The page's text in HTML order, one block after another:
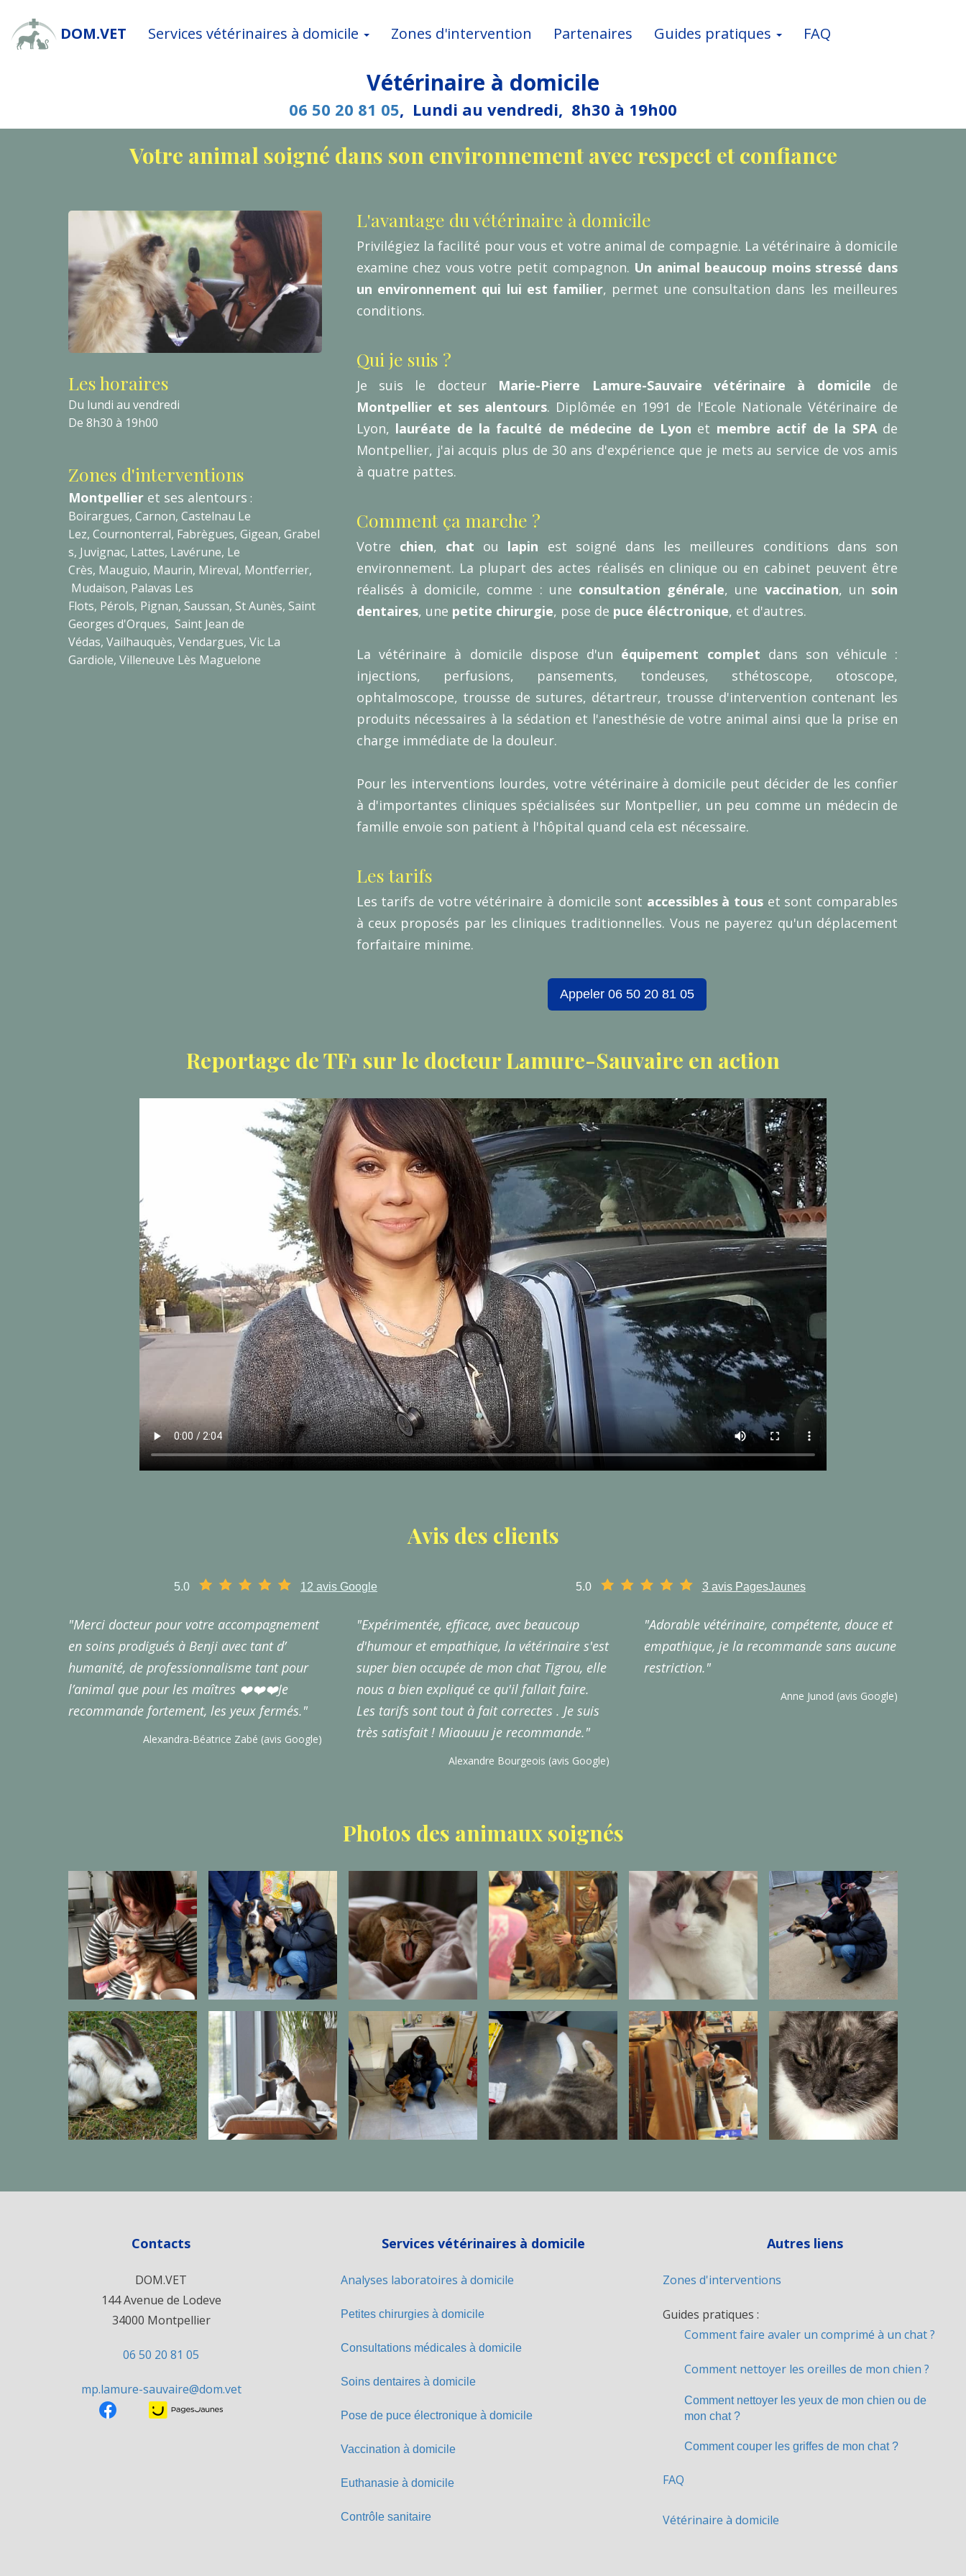
DOM.VET Services vétérinaires à domicile Zones d'intervention Partenaires Guides pratiques FAQ
Vétérinaire à domicile
06 50 20 81 05, Lundi au vendredi, 8h30 à 19h00
Votre animal soigné dans son environnement avec respect et confiance
Les horaires
Du lundi au vendredi
De 8h30 à 19h00
Zones d'interventions
Montpellier et ses alentours :
Boirargues, Carnon, Castelnau Le
Lez, Cournonterral, Fabrègues, Gigean, Grabel
s, Juvignac, Lattes, Lavérune, Le
Crès, Mauguio, Maurin, Mireval, Montferrier,
Mudaison, Palavas Les
Flots, Pérols, Pignan, Saussan, St Aunès, Saint
Georges d'Orques, Saint Jean de
Védas, Vailhauquès, Vendargues, Vic La
Gardiole, Villeneuve Lès Maguelone
L'avantage du vétérinaire à domicile
Privilégiez la facilité pour vous et votre animal de compagnie. La vétérinaire à domicile
examine chez vous votre petit compagnon. Un animal beaucoup moins stressé dans
un environnement qui lui est familier, permet une consultation dans les meilleures
conditions.
Qui je suis ?
Je suis le docteur Marie-Pierre Lamure-Sauvaire vétérinaire à domicile de
Montpellier et ses alentours. Diplômée en 1991 de l'Ecole Nationale Vétérinaire de
Lyon, lauréate de la faculté de médecine de Lyon et membre actif de la SPAde
Montpellier, j'ai acquis plus de 30 ans d'expérience que je mets au service de vos amis
à quatre pattes.
Comment ça marche ?
Votre chien, chat ou lapin est soigné dans les meilleures conditions dans son
environnement. La plupart des actes réalisés en clinique ou en cabinet peuvent être
réalisés à domicile, comme : une consultation générale, une vaccination, un soin
dentaires, une petite chirurgie, pose de puce éléctronique, et d'autres.
La vétérinaire à domicile dispose d'un équipement complet dans son véhicule :
injections, perfusions, pansements, tondeuses, sthétoscope, otoscope,
ophtalmoscope, trousse de sutures, détartreur, trousse d'intervention contenant les
produits nécessaires à la sédation et l'anesthésie de votre animal ainsi que la prise en
charge immédiate de la douleur.
Pour les interventions lourdes, votre vétérinaire à domicile peut décider de les confier
à d'importantes cliniques spécialisées sur Montpellier, un peu comme un médecin de
famille envoie son patient à l'hôpital quand cela est nécessaire.
Les tarifs
Les tarifs de votre vétérinaire à domicile sont accessibles à tous et sont comparables
à ceux proposés par les cliniques traditionnelles. Vous ne payerez qu'un déplacement
forfaitaire minime.
Appeler 06 50 20 81 05
Reportage de TF1 sur le docteur Lamure-Sauvaire en action
Avis des clients
5.0 12 avis Google 5.0 3 avis PagesJaunes
"Merci docteur pour votre accompagnement
en soins prodigués à Benji avec tant d’
humanité, de professionnalisme tant pour
l’animal que pour les maîtres ❤️❤️❤️Je
recommande fortement, les yeux fermés."
Alexandra-Béatrice Zabé (avis Google)
"Expérimentée, efficace, avec beaucoup
d'humour et empathique, la vétérinaire s'est
super bien occupée de mon chat Tigrou, elle
nous a bien expliqué ce qu'il fallait faire.
Les tarifs sont tout à fait correctes . Je suis
très satisfait ! Miaouuu je recommande."
Alexandre Bourgeois (avis Google)
"Adorable vétérinaire, compétente, douce et
empathique, je la recommande sans aucune
restriction."
Anne Junod (avis Google)
Photos des animaux soignés
Contacts
DOM.VET
144 Avenue de Lodeve
34000 Montpellier
06 50 20 81 05
mp.lamure-sauvaire@dom.vet
Services vétérinaires à domicile
Analyses laboratoires à domicile
Petites chirurgies à domicile
Consultations médicales à domicile
Soins dentaires à domicile
Pose de puce électronique à domicile
Vaccination à domicile
Euthanasie à domicile
Contrôle sanitaire
Autres liens
Zones d'interventions
Guides pratiques :
Comment faire avaler un comprimé à un chat ?
Comment nettoyer les oreilles de mon chien ?
Comment nettoyer les yeux de mon chien ou de
mon chat ?
Comment couper les griffes de mon chat ?
FAQ
Vétérinaire à domicile